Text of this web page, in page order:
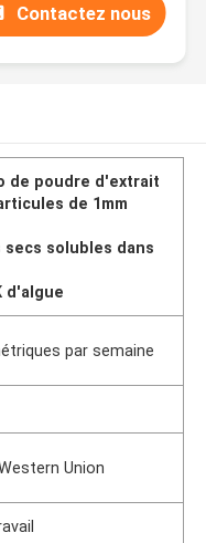
Contactez nous
de poudre d'extrait
de 1mm
secs solubles dans
d'algue
par semaine
Union